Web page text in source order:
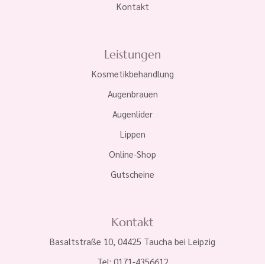
Kontakt
Leistungen
Kosmetikbehandlung
Augenbrauen
Augenlider
Lippen
Online-Shop
Gutscheine
Kontakt
Basaltstraße 10, 04425 Taucha bei Leipzig
Tel: 0171-4356612